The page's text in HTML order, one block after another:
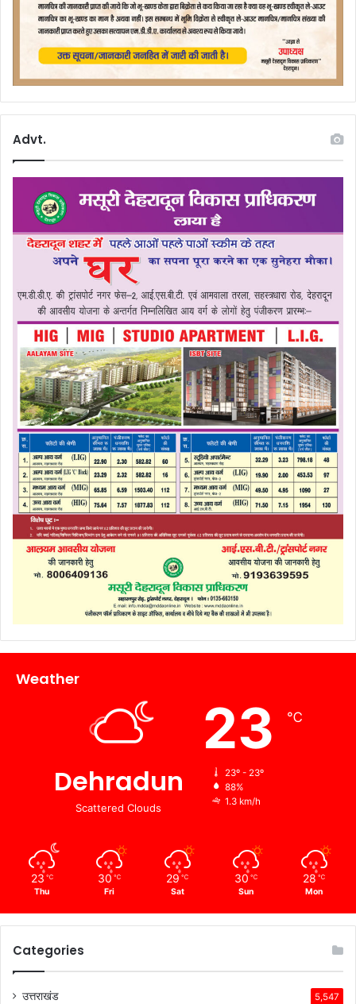
Advt.
Weather
Dehradun
Scattered Clouds
23 ℃
23º - 23º
88%
1.3 km/h
23 ℃
Thu
30 ℃
Fri
29 ℃
Sat
30 ℃
Sun
28 ℃
Mon
Categories
उत्तराखंड 5,547